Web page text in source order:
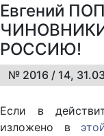
Евгений
РОССИЮ!
№ 2016 / 14,
Если в
изложено в